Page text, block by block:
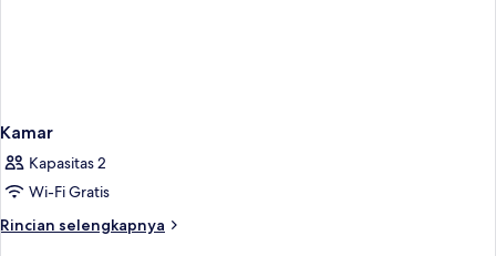
Kamar
Kapasitas 2
Wi-Fi Gratis
Rincian selengkapnya
Rincian